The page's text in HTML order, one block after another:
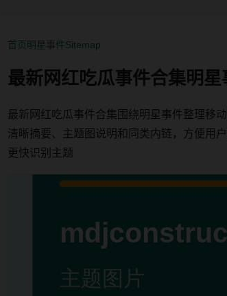
首页明星事件Sitemap
最新网红吃瓜事件合集明
最新网红吃瓜事件合集围绕明星事件整理移
清晰摘要、主题图说明和同类内链，方便用
更快识别主题